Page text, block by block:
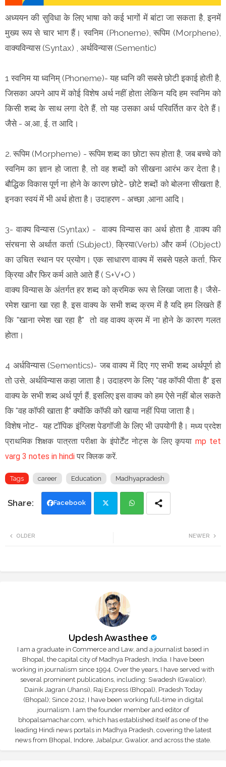
अध्ययन की सुविधा के लिए भाषा को कई भागों में बांटा जा सकता है, इनमें
मुख्य रूप से चार भाग हैं। स्वनिम (Phoneme), रूपिम (Morphene),
वाक्यविन्यास (Syntax) , अर्थविन्यास (Sementic)
1 स्वनिम या ध्वनिम् (Phoneme)- यह ध्वनि की सबसे छोटी इकाई होती है,
जिसका अपने आप में कोई विशेष अर्थ नहीं होता लेकिन यदि हम स्वनिम को
किसी शब्द के साथ लगा देते हैं, तो यह उसका अर्थ परिवर्तित कर देते हैं।
जैसे - अ,आ, ई, त आदि।
2. रूपिम (Morpheme) - रूपिम शब्द का छोटा रूप होता है, जब बच्चे को
स्वनिम का ज्ञान हो जाता है, तो वह शब्दों को सीखना आरंभ कर देता है।
बौद्धिक विकास पूर्ण ना होने के कारण छोटे- छोटे शब्दों को बोलना सीखता है,
इनका स्वयं में भी अर्थ होता है। उदाहरण - अच्छा ,आना आदि।
3- वाक्य विन्यास (Syntax) - वाक्य विन्यास का अर्थ होता है ,वाक्य की
संरचना से अर्थात कर्ता (Subject), क्रिया(Verb) और कर्म (Object)
का उचित स्थान पर प्रयोग। एक साधारण वाक्य में सबसे पहले कर्ता, फिर
क्रिया और फिर कर्म आते आते हैं ( S+V+O )
वाक्य विन्यास के अंतर्गत हर शब्द को क्रमिक रूप से लिखा जाता है। जैसे-
रमेश खाना खा रहा है, इस वाक्य के सभी शब्द क्रम में है यदि हम लिखते हैं
कि "खाना रमेश खा रहा है" तो वह वाक्य क्रम में ना होने के कारण गलत
होता।
4 अर्धविन्यास (Sementics)- जब वाक्य में दिए गए सभी शब्द अर्थपूर्ण हो
तो उसे, अर्थविन्यास कहा जाता है। उदाहरण के लिए "वह कॉफी पीता है" इस
वाक्य के सभी शब्द अर्थ पूर्ण हैं, इसलिए इस वाक्य को हम ऐसे नहीं बोल सकते
कि "वह कॉफी खाता है" क्योंकि कॉफी को खाया नहीं पिया जाता है।
विशेष नोट- यह टॉपिक इंग्लिश पेडगॉजी के लिए भी उपयोगी है। मध्य प्रदेश
प्राथमिक शिक्षक पात्रता परीक्षा के इंपोर्टेंट नोट्स के लिए कृपया mp tet
varg 3 notes in hindi पर क्लिक करें.
Tags career Education Madhyapradesh
Facebook
NEWER
OLDER
Updesh Awasthee
I am a graduate in Commerce and Law, and a journalist based in
Bhopal, the capital city of Madhya Pradesh, India. I have been
working in journalism since 1994. Over the years, I have served with
several prominent publications, including: Swadesh (Gwalior),
Dainik Jagran (Jhansi), Raj Express (Bhopal), Pradesh Today
(Bhopal); Since 2012, I have been working full-time in digital
journalism. I am the founder member and editor of
bhopalsamachar.com, which has established itself as one of the
leading Hindi news portals in Madhya Pradesh, covering the latest
news from Bhopal, Indore, Jabalpur, Gwalior, and across the state.